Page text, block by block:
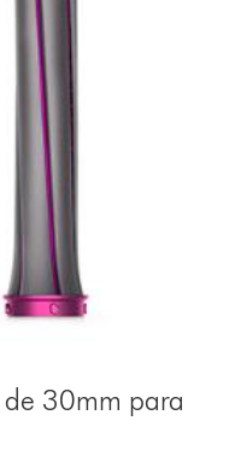
30mm para